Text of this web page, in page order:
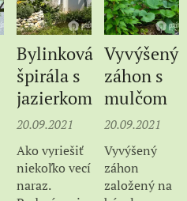
záhrad. Je
rozdelená do
siedmych
navzájom
súvisiacich
celkov,
podobne,
ako témy
kurzov.
Ako si
NAVRHNÚŤ
tomto
článku.
Bylinková
špirála s
jazierkom
20.09.2021
Ako vyriešiť
niekoľko vecí
naraz.
Vyvýšený
záhon s
mulčom
20.09.2021
Vyvýšený
záhon
založený na